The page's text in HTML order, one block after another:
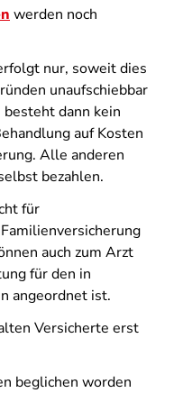
werden noch
nur, soweit dies
unaufschiebbar
dann kein
auf Kosten
Alle anderen
bezahlen.
für
auch zum Arzt
für den in
angeordnet ist.
Versicherte erst
beglichen worden